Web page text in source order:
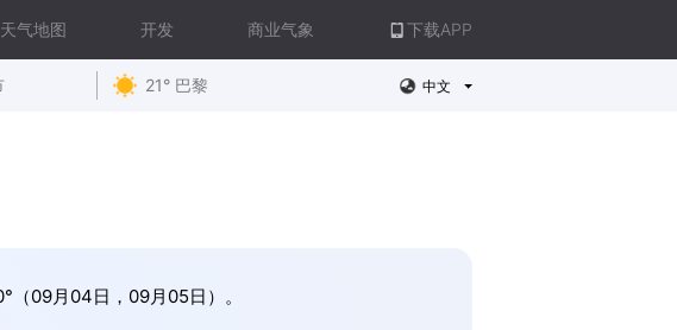
天气地图 开发 商业气象 下载APP
21° 巴黎 中文
09月04日，09月05日）。